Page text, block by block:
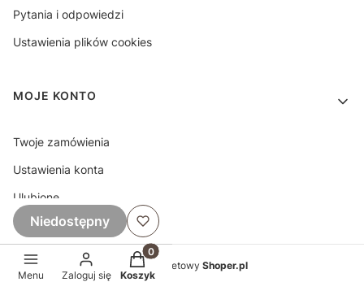
Pytania i odpowiedzi
Ustawienia plików cookies
MOJE KONTO
Twoje zamówienia
Ustawienia konta
Ulubione
Sklep internetowy Shoper.pl
Niedostępny
Menu Zaloguj się
Produkty w koszyku: 0. Zobacz
Koszyk